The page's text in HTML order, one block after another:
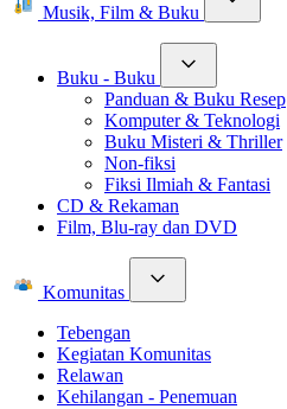
Musik, Film & Buku
Buku - Buku
Panduan & Buku Resep
Komputer & Teknologi
Buku Misteri & Thriller
Non-fiksi
Fiksi Ilmiah & Fantasi
CD & Rekaman
Film, Blu-ray dan DVD
Komunitas
Tebengan
Kegiatan Komunitas
Relawan
Kehilangan - Penemuan